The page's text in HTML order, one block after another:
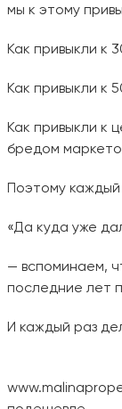
мы к этому
Как привыкли к
Как привыкли к
Как привыкли к
бредом
Поэтому
«Да куда уже
— вспоминаем,
последние лет
И каждый раз